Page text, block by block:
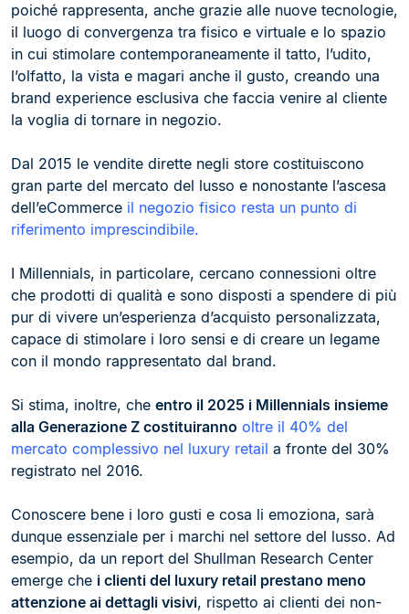
poiché rappresenta, anche grazie alle nuove tecnologie,
il luogo di convergenza tra fisico e virtuale e lo spazio
in cui stimolare contemporaneamente il tatto, l’udito,
l’olfatto, la vista e magari anche il gusto, creando una
brand experience esclusiva che faccia venire al cliente
la voglia di tornare in negozio.
Dal 2015 le vendite dirette negli store costituiscono
gran parte del mercato del lusso e nonostante l’ascesa
dell’eCommerce il negozio fisico resta un punto di
riferimento imprescindibile.
I Millennials, in particolare, cercano connessioni oltre
che prodotti di qualità e sono disposti a spendere di più
pur di vivere un’esperienza d’acquisto personalizzata,
capace di stimolare i loro sensi e di creare un legame
con il mondo rappresentato dal brand.
Si stima, inoltre, che entro il 2025 i Millennials insieme
alla Generazione Z costituiranno oltre il 40% del
mercato complessivo nel luxury retail a fronte del 30%
registrato nel 2016.
Conoscere bene i loro gusti e cosa li emoziona, sarà
dunque essenziale per i marchi nel settore del lusso. Ad
esempio, da un report del Shullman Research Center
emerge che i clienti del luxury retail prestano meno
attenzione ai dettagli visivi, rispetto ai clienti dei non-